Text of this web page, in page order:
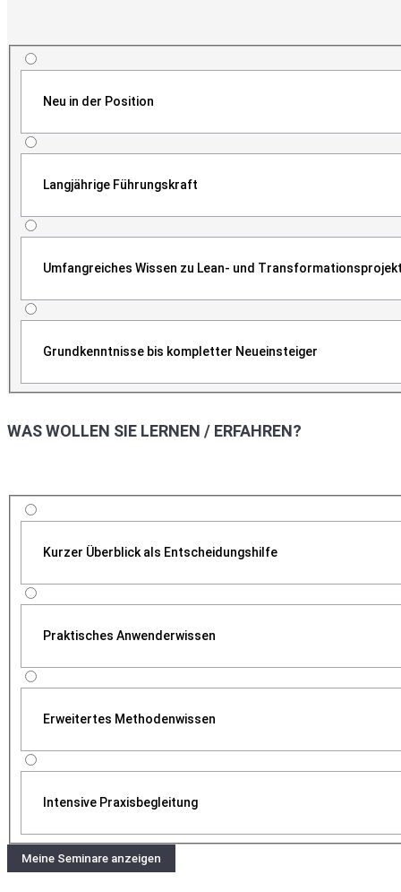
Neu in der Position
Langjährige Führungskraft
Umfangreiches Wissen zu Lean- und
Grundkenntnisse bis kompletter Neueinsteiger
WAS WOLLEN SIE LERNEN / ERFAHREN?
Kurzer Überblick als Entscheidungshilfe
Praktisches Anwenderwissen
Erweitertes Methodenwissen
Intensive Praxisbegleitung
Meine Seminare anzeigen